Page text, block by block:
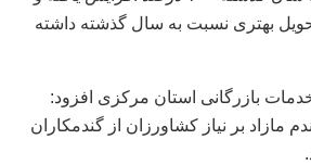
بهتری نسبت به سال گذشته داشته‌
بازرگانی استان مرکزی افزود:
تن گندم مازاد بر نیاز کشاورزان از گندمکاران